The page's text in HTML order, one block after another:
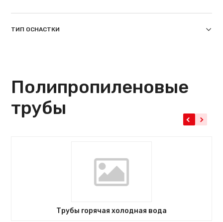
ТИП ОСНАСТКИ
Полипропиленовые
трубы
Трубы горячая холодная вода